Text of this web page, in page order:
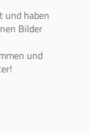
und haben
Bilder
und